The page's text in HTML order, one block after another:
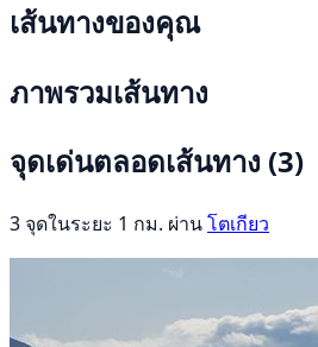
เส้นทางของคุณ
ภาพรวมเส้นทาง
จุดเด่นตลอดเส้นทาง (3)
3 จุดในระยะ 1 กม. ผ่านโตเกียว